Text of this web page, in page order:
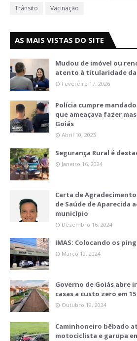
Trânsito
Vacinação
AS MAIS VISTAS DO SITE
Mudou de imóvel ou
atento à titularidade
Fevereiro 17, 2026
Polícia cumpre
que ameaçava fazer
Goiás
Abril 10, 2023
Segurança Rural é
Janeiro 16, 2024
Carta de
de Saúde de Aparecida
município
Dezembro 16, 2024
IMAS: Colocando os
Março 19, 2024
Governo de Goiás abre
casas a custo zero em
Outubro 19, 2024
Caminhoneiro bêbado
motociclista e garupa